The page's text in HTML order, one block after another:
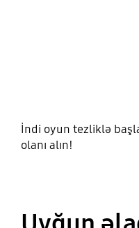
İndi oyun tezliklə
olanı alın!